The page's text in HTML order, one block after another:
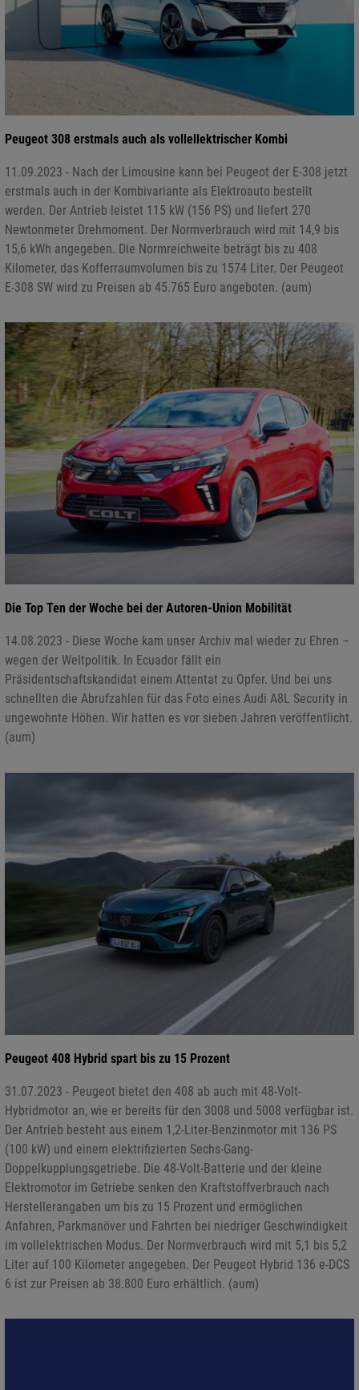
Peugeot 308 erstmals auch als vollellektrischer Kombi
11.09.2023 - Nach der Limousine kann bei Peugeot der E-308 jetzt
erstmals auch in der Kombivariante als Elektroauto bestellt
werden. Der Antrieb leistet 115 kW (156 PS) und liefert 270
Newtonmeter Drehmoment. Der Normverbrauch wird mit 14,9 bis
15,6 kWh angegeben. Die Normreichweite beträgt bis zu 408
Kilometer, das Kofferraumvolumen bis zu 1574 Liter. Der Peugeot
E-308 SW wird zu Preisen ab 45.765 Euro angeboten. (aum)
Die Top Ten der Woche bei der Autoren-Union Mobilität
14.08.2023 - Diese Woche kam unser Archiv mal wieder zu Ehren –
wegen der Weltpolitik. In Ecuador fällt ein
Präsidentschaftskandidat einem Attentat zu Opfer. Und bei uns
schnellten die Abrufzahlen für das Foto eines Audi A8L Security in
ungewohnte Höhen. Wir hatten es vor sieben Jahren veröffentlicht.
(aum)
Peugeot 408 Hybrid spart bis zu 15 Prozent
31.07.2023 - Peugeot bietet den 408 ab auch mit 48-Volt-
Hybridmotor an, wie er bereits für den 3008 und 5008 verfügbar ist.
Der Antrieb besteht aus einem 1,2-Liter-Benzinmotor mit 136 PS
(100 kW) und einem elektrifizierten Sechs-Gang-
Doppelkupplungsgetriebe. Die 48-Volt-Batterie und der kleine
Elektromotor im Getriebe senken den Kraftstoffverbrauch nach
Herstellerangaben um bis zu 15 Prozent und ermöglichen
Anfahren, Parkmanöver und Fahrten bei niedriger Geschwindigkeit
im vollelektrischen Modus. Der Normverbrauch wird mit 5,1 bis 5,2
Liter auf 100 Kilometer angegeben. Der Peugeot Hybrid 136 e-DCS
6 ist zur Preisen ab 38.800 Euro erhältlich. (aum)